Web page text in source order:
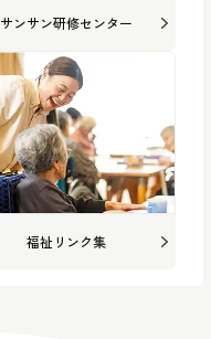
サンサン研修センター
福祉リンク集